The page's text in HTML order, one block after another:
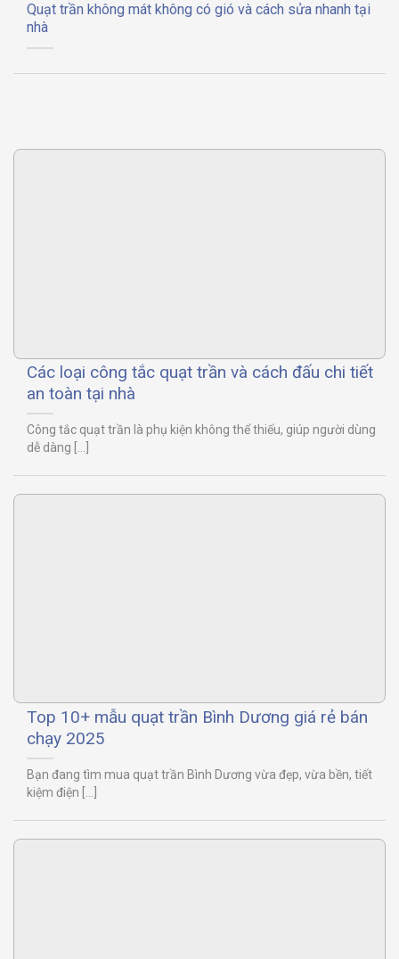
Quạt trần không mát không có gió và cách sửa nhanh tại
nhà
Các loại công tắc quạt trần và cách đấu chi tiết
an toàn tại nhà
Công tắc quạt trần là phụ kiện không thể thiếu, giúp người dùng
dễ dàng [...]
Top 10+ mẫu quạt trần Bình Dương giá rẻ bán
chạy 2025
Bạn đang tìm mua quạt trần Bình Dương vừa đẹp, vừa bền, tiết
kiệm điện [...]